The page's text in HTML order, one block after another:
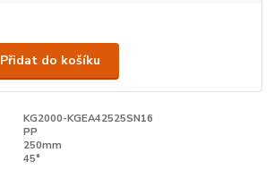
Přidat do košíku
KG2000-KGEA42525SN16
PP
250mm
45°